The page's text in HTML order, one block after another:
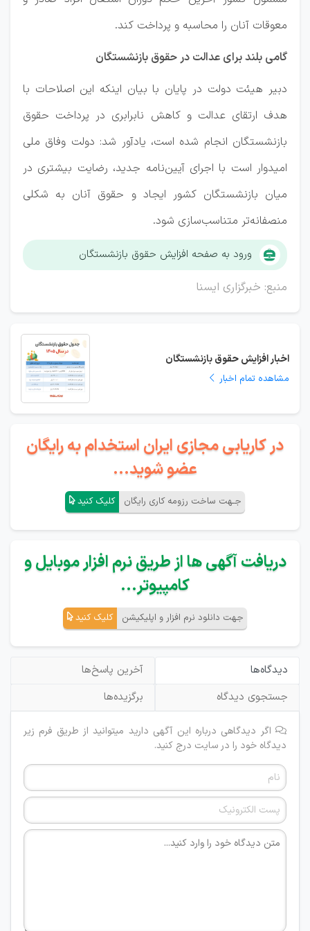
معوقات آنان را محاسبه و پرداخت کند.
گامی بلند برای عدالت در حقوق بازنشستگان
دبیر هیئت دولت در پایان با بیان اینکه این اصلاحات با
هدف ارتقای عدالت و کاهش نابرابری در پرداخت حقوق
بازنشستگان انجام شده است، یادآور شد: دولت وفاق ملی
امیدوار است با اجرای آیین‌نامه جدید، رضایت بیشتری در
میان بازنشستگان کشور ایجاد و حقوق آنان به شکلی
منصفانه‌تر متناسب‌سازی شود.
ورود به صفحه افزایش حقوق بازنشستگان
منبع: خبرگزاری ایسنا
اخبار افزایش حقوق بازنشستگان
مشاهده تمام اخبار
در کاریابی مجازی ایران استخدام به رایگان
عضو شوید...
جـهت ساخت رزومه کاری رایگان کلیک کنید
دریافت آگهی ها از طریق نرم افزار موبایل و
کامپیوتر...
جهت دانلود نرم افزار و اپلیکیشن کلیک کنید
دیدگاه‌ها
آخرین پاسخ‌ها
جستجوی دیدگاه
برگزیده‌ها
اگر دیدگاهی درباره این آگهی دارید میتوانید از طریق فرم زیر
دیدگاه خود را در سایت درج کنید.